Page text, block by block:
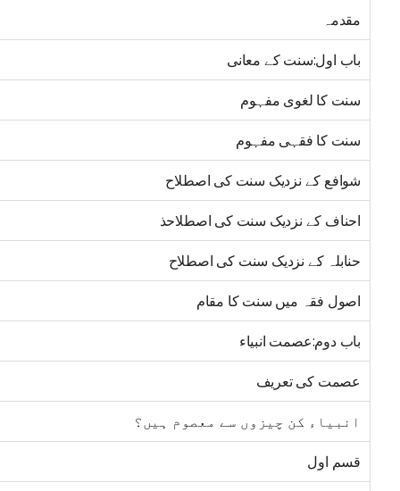
مقدمہ
باب اول:سنت کے معانی
سنت کا لغوی مفہوم
سنت کا فقہی مفہوم
شوافع کے نزدیک سنت کی اصطلاح
احناف کے نزدیک سنت کی اصطلاحذ
حنابلہ کے نزدیک سنت کی اصطلاح
اصول فقہ میں سنت کا مقام
باب دوم:عصمت انبیاء
عصمت کی تعریف
انبیاء کن چیزوں سے معصوم ہیں؟
قسم اول